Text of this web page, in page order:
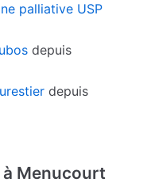
palliative USP
depuis
depuis
Menucourt